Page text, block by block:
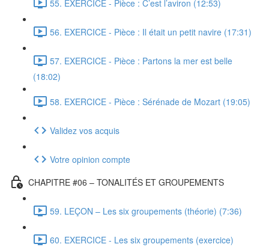
55. EXERCICE - Pièce : C’est l’aviron (12:53)
56. EXERCICE - Pièce : Il était un petit navire (17:31)
57. EXERCICE - Pièce : Partons la mer est belle
(18:02)
58. EXERCICE - Pièce : Sérénade de Mozart (19:05)
Validez vos acquis
Votre opinion compte
CHAPITRE #06 – TONALITÉS ET GROUPEMENTS
59. LEÇON – Les six groupements (théorie) (7:36)
60. EXERCICE - Les six groupements (exercice)